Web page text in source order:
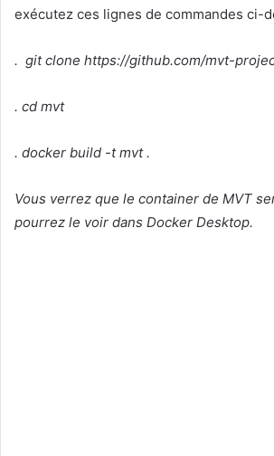
exécutez ces lignes de commandes ci-
. git clone https://github.com/mvt-
. cd mvt
. docker build -t mvt .
Vous verrez que le container de MVT
pourrez le voir dans Docker Desktop.